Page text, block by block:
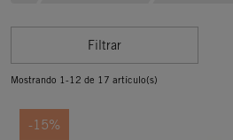
Filtrar
Mostrando 1-12 de 17 artículo(s)
-15%